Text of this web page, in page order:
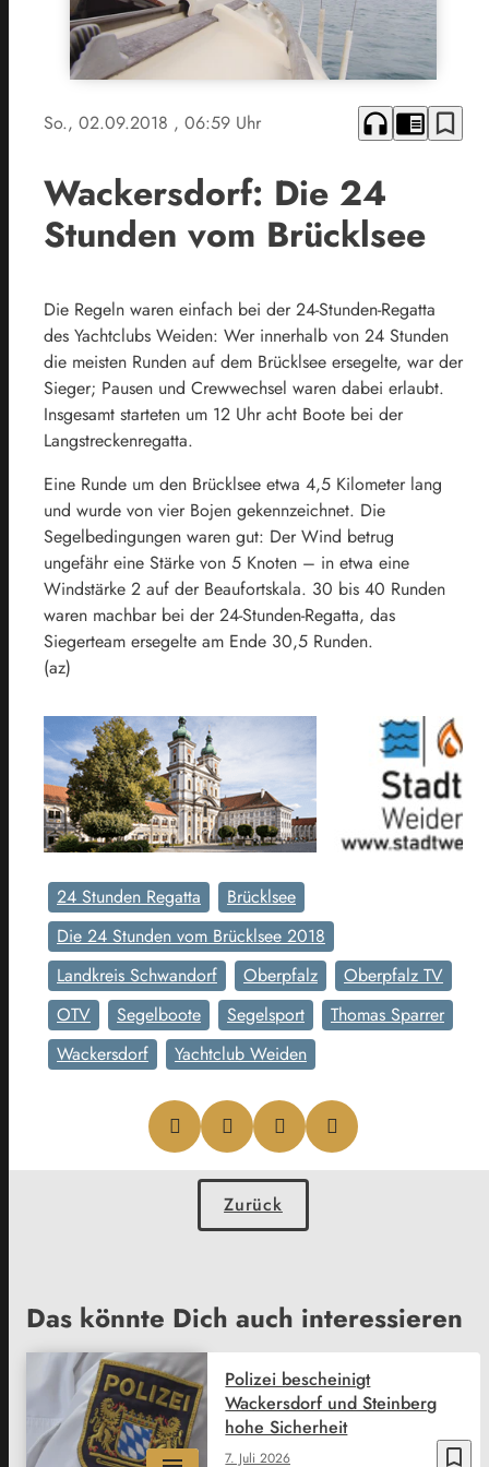
So., 02.09.2018 , 06:59 Uhr headphones chrome_reader_mode bookmark_border
Wackersdorf: Die 24
Stunden vom Brücklsee
Die Regeln waren einfach bei der 24-Stunden-Regatta
des Yachtclubs Weiden: Wer innerhalb von 24 Stunden
die meisten Runden auf dem Brücklsee ersegelte, war der
Sieger; Pausen und Crewwechsel waren dabei erlaubt.
Insgesamt starteten um 12 Uhr acht Boote bei der
Langstreckenregatta.
Eine Runde um den Brücklsee etwa 4,5 Kilometer lang
und wurde von vier Bojen gekennzeichnet. Die
Segelbedingungen waren gut: Der Wind betrug
ungefähr eine Stärke von 5 Knoten – in etwa eine
Windstärke 2 auf der Beaufortskala. 30 bis 40 Runden
waren machbar bei der 24-Stunden-Regatta, das
Siegerteam ersegelte am Ende 30,5 Runden.
(az)
24 Stunden Regatta
Brücklsee
Die 24 Stunden vom Brücklsee 2018
Landkreis Schwandorf
Oberpfalz
Oberpfalz TV
OTV
Segelboote Segelsport
Thomas Sparrer
Wackersdorf
Yachtclub Weiden
Zurück
Das könnte Dich auch interessieren
bookmark_border
7. Juli 2026
Polizei bescheinigt
Wackersdorf und Steinberg
hohe Sicherheit